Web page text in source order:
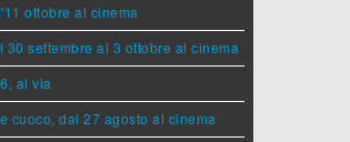
ottobre al cinema
30 settembre al 3 ottobre al cinema
al via
cuoco, dal 27 agosto al cinema